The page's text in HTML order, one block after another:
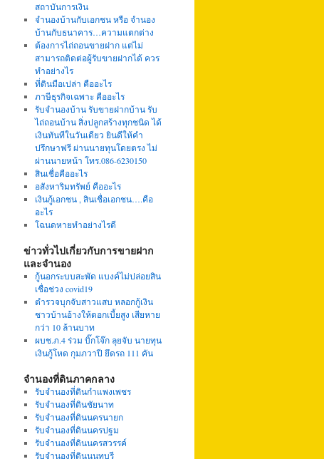
สถาบันการเงิน
จำนองบ้านกับเอกชน หรือ จำนอง
บ้านกับธนาคาร…ความแตกต่าง
ต้องการไถ่ถอนขายฝาก แต่ไม่
สามารถติดต่อผู้รับขายฝากได้ ควร
ทำอย่างไร
ที่ดินมือเปล่า คืออะไร
ภาษีธุรกิจเฉพาะ คืออะไร
รับจำนองบ้าน รับขายฝากบ้าน รับ
ไถ่ถอนบ้าน สิ่งปลูกสร้างทุกชนิด ได้
เงินทันทีในวันเดียว ยินดีให้คำ
ปรึกษาฟรี ผ่านนายทุนโดยตรง ไม่
ผ่านนายหน้า โทร.086-6230150
สินเชื่อคืออะไร
อสังหาริมทรัพย์ คืออะไร
เงินกู้เอกชน , สินเชื่อเอกชน….คือ
อะไร
โฉนดหายทำอย่างไรดี
ข่าวทั่วไปเกี่ยวกับการขายฝาก
และจำนอง
กู้นอกระบบสะพัด แบงค์ไม่ปล่อยสิน
เชื่อช่วง covid19
ตำรวจบุกจับสาวแสบ หลอกกู้เงิน
ชาวบ้านอ้างให้ดอกเบี้ยสูง เสียหาย
กว่า 10 ล้านบาท
ผบช.ภ.4 ร่วม บิ๊กโจ๊ก ลุยจับ นายทุน
เงินกู้โหด กุมภวาปี ยึดรถ 111 คัน
จำนองที่ดินภาคกลาง
รับจำนองที่ดินกำแพงเพชร
รับจำนองที่ดินชัยนาท
รับจำนองที่ดินนครนายก
รับจำนองที่ดินนครปฐม
รับจำนองที่ดินนครสวรรค์
รับจำนองที่ดินนนทบุรี